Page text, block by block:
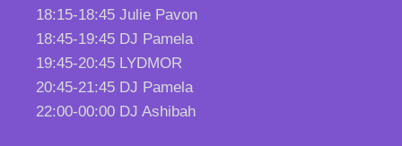
18:15-18:45 Julie Pavon
18:45-19:45 DJ Pamela
19:45-20:45 LYDMOR
20:45-21:45 DJ Pamela
22:00-00:00 DJ Ashibah